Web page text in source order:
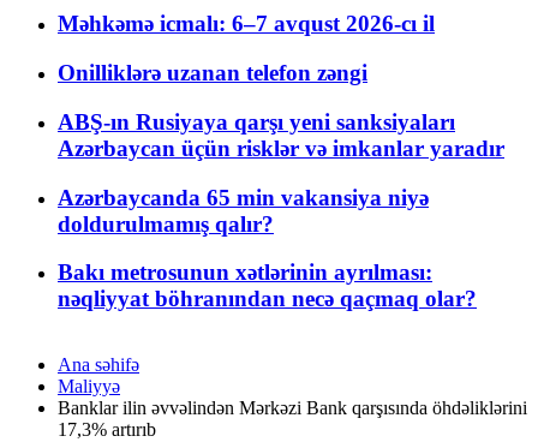
Məhkəmə icmalı: 6–7 avqust 2026-cı il
Onilliklərə uzanan telefon zəngi
ABŞ-ın Rusiyaya qarşı yeni sanksiyaları
Azərbaycan üçün risklər və imkanlar yaradır
Azərbaycanda 65 min vakansiya niyə
doldurulmamış qalır?
Bakı metrosunun xətlərinin ayrılması:
nəqliyyat böhranından necə qaçmaq olar?
Ana səhifə
Maliyyə
Banklar ilin əvvəlindən Mərkəzi Bank qarşısında öhdəliklərini
17,3% artırıb